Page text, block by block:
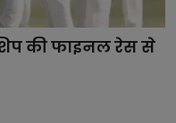
की फाइनल रेस से